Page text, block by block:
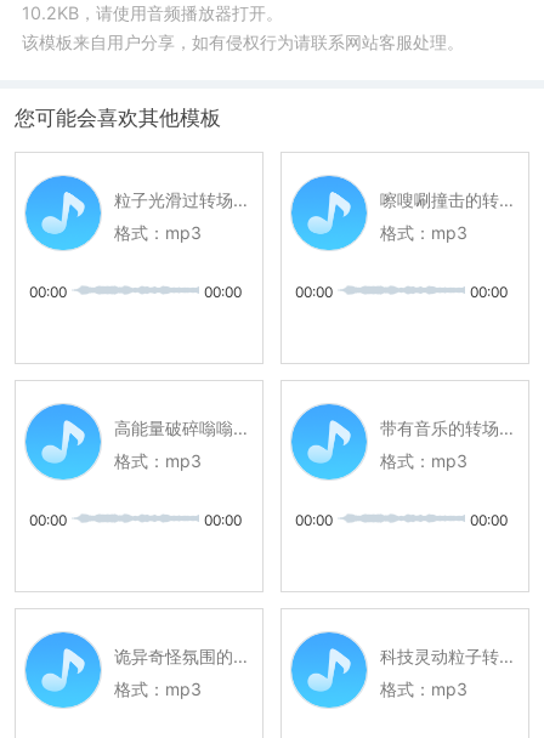
10.2KB，请使用音频播放器打开。
该模板来自用户分享，如有侵权行为请联系网站客服处理。
您可能会喜欢其他模板
粒子光滑过转场声音音效
格式： mp3
00:00 00:00
嚓嗖唰撞击的转场音效
格式： mp3
00:00 00:00
高能量破碎嗡嗡的转场音效
格式： mp3
00:00 00:00
带有音乐的转场声音音效
格式： mp3
00:00 00:00
诡异奇怪氛围的转场音效
格式： mp3
科技灵动粒子转场声音音效
格式： mp3